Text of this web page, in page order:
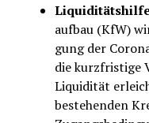
auf­bau (KfW)
gung der
die kurz­fris­ti­ge
Liqui­di­tät
bestehen­den